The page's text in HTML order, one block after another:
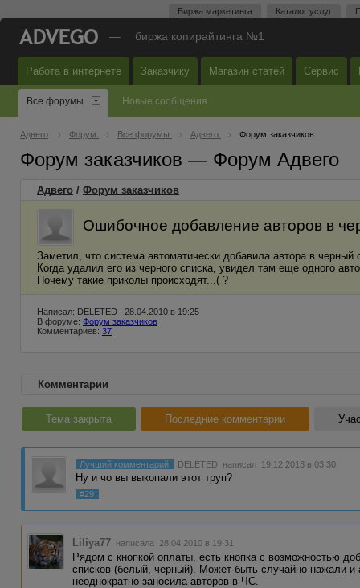
Биржа маркетинга Каталог услуг
— биржа копирайтинга №1
Работа в интернете Заказчику Магазин статей Сервис
Все форумы Новые сообщения
Адвего Форум Все форумы Адвего Форум заказчиков
Форум заказчиков — Форум Адвего
Адвего / Форум заказчиков
Ошибочное добавление авторов в
Заметил, что система автоматически добавила автора в черный
Когда удалил его из черного списка, увидел там еще одного
Почему такие приколы происходят...( ?
Написал: DELETED , 28.04.2010 в 19:25
В форуме: Форум заказчиков
Комментариев: 37
Комментарии
Тема закрыта Последние комментарии
Лучший комментарий DELETED написал 19.12.2013 в 03:30
Ну и чо вы выкопали этот труп?
#29
Liliya77 написала 28.04.2010 в 19:31
Рядом с кнопкой оплаты, есть кнопка с возможностью
списков (белый, черный). Может быть случайно нажали
неоднократно заносила авторов в ЧС.